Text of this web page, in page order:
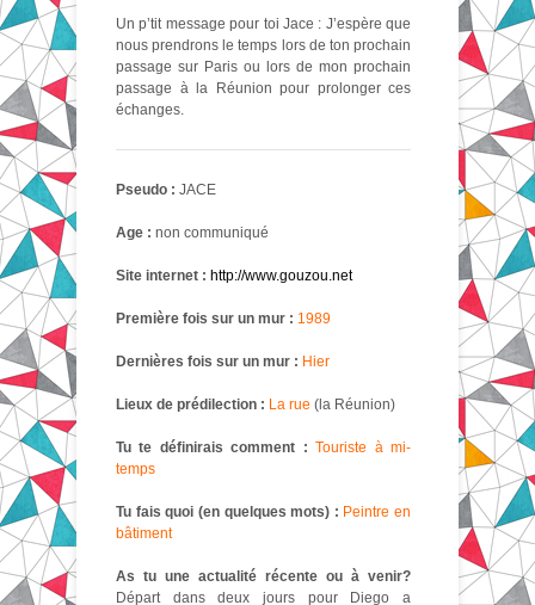
Un p’tit message pour toi Jace : J’espère que
nous prendrons le temps lors de ton prochain
passage sur Paris ou lors de mon prochain
passage à la Réunion pour prolonger ces
échanges.
Pseudo : JACE
Age : non communiqué
Site internet : http://www.gouzou.net
Première fois sur un mur : 1989
Dernières fois sur un mur : Hier
Lieux de prédilection : La rue (la Réunion)
Tu te définirais comment :Touriste à mi-
temps
Tu fais quoi (en quelques mots) : Peintre en
bâtiment
As tu une actualité récente ou à venir?
Départ dans deux jours pour Diego a